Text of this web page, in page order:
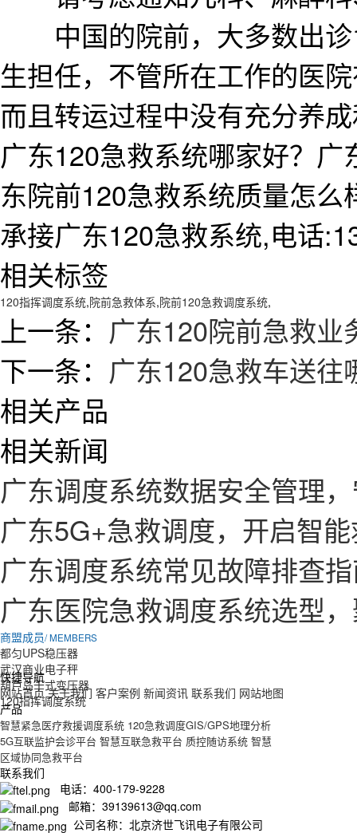
中国的院前，大多数出诊
生担任，不管所在工作的医
而且转运过程中没有充分养
广东120急救系统哪家好？
东院前120急救系统质量怎
承接广东120急救系统,电话
相关标签
120指挥调度系统,院前急救体系,院前120急救调度系统,
上一条： 广东120院前急救
下一条： 广东120急救车送
相关产品
相关新闻
广东调度系统数据安全管理
广东5G+急救调度，开启智
广东调度系统常见故障排查
广东医院急救调度系统选型
商盟成员/ MEMBERS
都匀UPS稳压器
武汉商业电子秤
葫芦岛干式变压器
120指挥调度系统
快捷导航
网站首页 关于我们 客户案例 新闻资讯 联系我们 网站地图
产品
智慧紧急医疗救援调度系统 120急救调度GIS/GPS地理分析
5G互联监护会诊平台 智慧互联急救平台 质控随访系统 智慧
区域协同急救平台
联系我们
电话：400-179-9228
邮箱：39139613@qq.com
公司名称：北京济世飞讯电子有限公司